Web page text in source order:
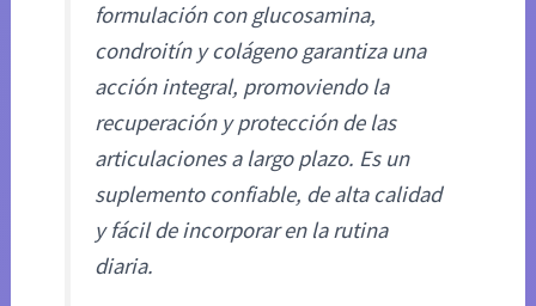
formulación con glucosamina,
condroitín y colágeno garantiza una
acción integral, promoviendo la
recuperación y protección de las
articulaciones a largo plazo. Es un
suplemento confiable, de alta calidad
y fácil de incorporar en la rutina
diaria.